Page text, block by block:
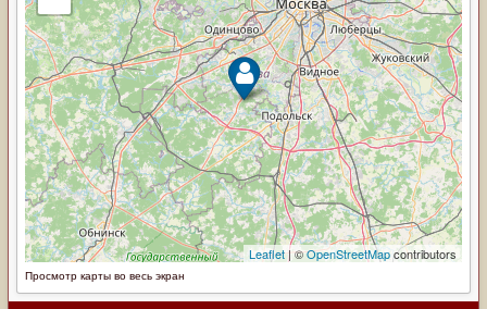
Просмотр карты во весь экран